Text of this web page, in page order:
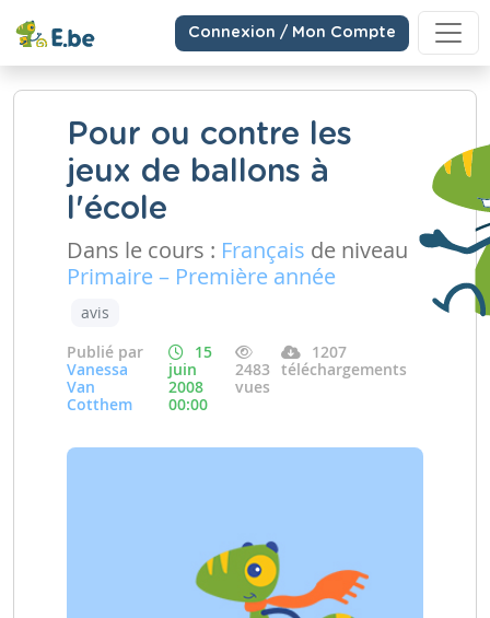
Connexion / Mon Compte
Pour ou contre les
jeux de ballons à
l'école
Dans le cours : Français de niveau
Primaire – Première année
avis
Publié par
Vanessa
Van
Cotthem
15
juin
2008
00:00
2483
vues
1207
téléchargements